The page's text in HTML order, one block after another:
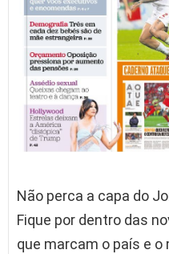
Não perca a capa do
Fique por dentro das
que marcam o país e o